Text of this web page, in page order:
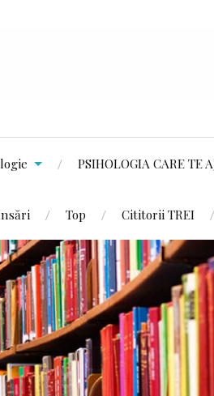
PSIHOLOGIA CARE TE
Top Cititorii TREI